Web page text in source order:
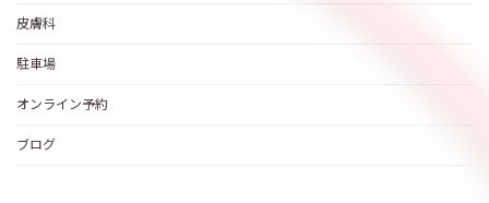
皮膚科
駐車場
オンライン予約
ブログ